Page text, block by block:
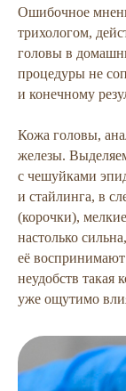
Ошибочное
трихологом,
головы в
процедуры не
и конечному
Кожа головы,
железы.
с чешуйками
и стайлинга, в
(корочки),
настолько
её
неудобств такая
уже ощутимо